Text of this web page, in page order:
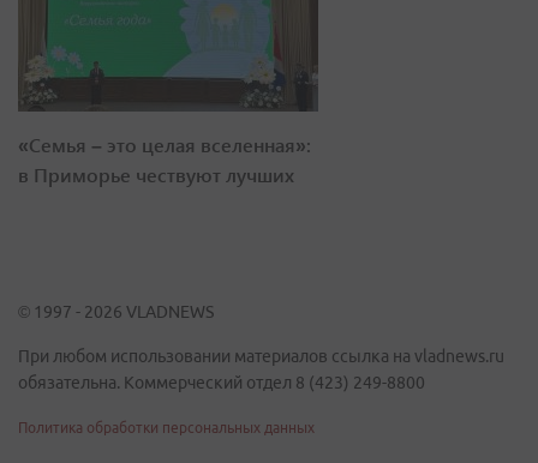
«Семья – это целая вселенная»:
в Приморье чествуют лучших
© 1997 - 2026 VLADNEWS
При любом использовании материалов ссылка на vladnews.ru
обязательна. Коммерческий отдел 8 (423) 249-8800
Политика обработки персональных данных